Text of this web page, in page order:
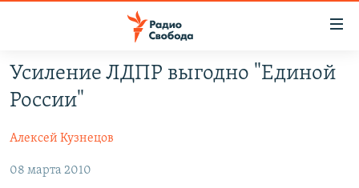
упрощенного
доступа
содержанию
АВТОРСКИЕ ПРОЕКТЫ
ЦИТАТЫ СВОБОДЫ
Усиление ЛДПР выгодно "Единой
России"
Алексей Кузнецов
08 марта 2010